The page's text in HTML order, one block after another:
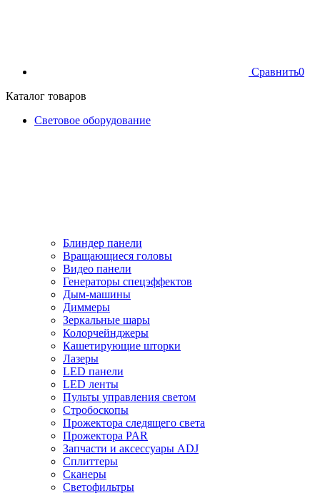
Сравнить0
Каталог товаров
Световое оборудование
Блиндер панели
Вращающиеся головы
Видео панели
Генераторы спецэффектов
Дым-машины
Диммеры
Зеркальные шары
Колорчейнджеры
Кашетирующие шторки
Лазеры
LED панели
LED ленты
Пульты управления светом
Стробоскопы
Прожектора следящего света
Прожектора PAR
Запчасти и аксессуары ADJ
Сплиттеры
Сканеры
Светофильтры